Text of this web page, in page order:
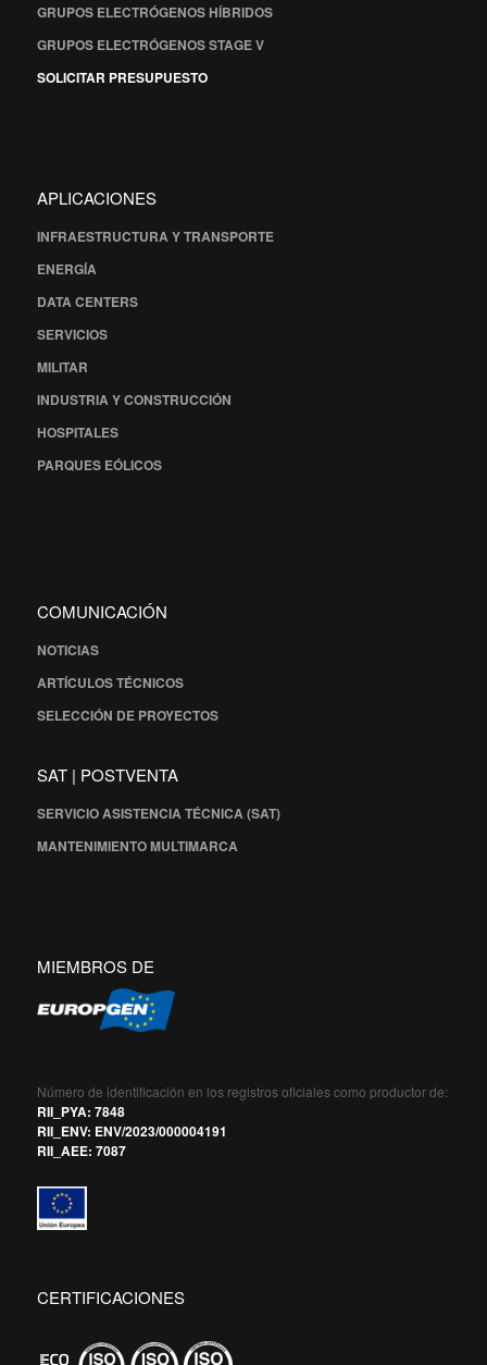
GRUPOS ELECTRÓGENOS HÍBRIDOS
GRUPOS ELECTRÓGENOS STAGE V
SOLICITAR PRESUPUESTO
APLICACIONES
INFRAESTRUCTURA Y TRANSPORTE
ENERGÍA
DATA CENTERS
SERVICIOS
MILITAR
INDUSTRIA Y CONSTRUCCIÓN
HOSPITALES
PARQUES EÓLICOS
COMUNICACIÓN
NOTICIAS
ARTÍCULOS TÉCNICOS
SELECCIÓN DE PROYECTOS
SAT | POSTVENTA
SERVICIO ASISTENCIA TÉCNICA (SAT)
MANTENIMIENTO MULTIMARCA
MIEMBROS DE
Número de identificación en los registros oficiales como productor de:
RII_PYA: 7848
RII_ENV: ENV/2023/000004191
RII_AEE: 7087
CERTIFICACIONES